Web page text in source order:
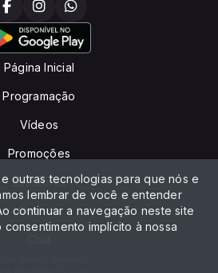
Página Inicial
Programação
Vídeos
Promoções
Locutores
Contato
outras tecnologias para que nós e
lembrar de você e entender
continuar a navegação neste site
implícito à nossa